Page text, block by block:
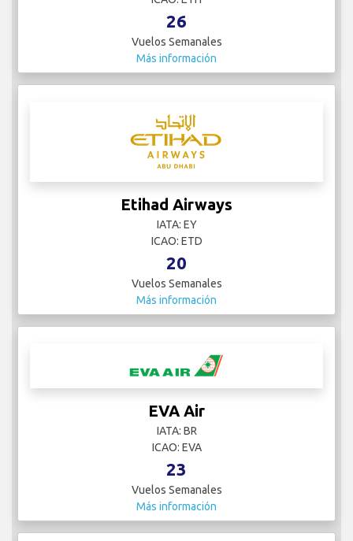
26
Vuelos Semanales
Más información
Etihad Airways
IATA: EY
ICAO: ETD
20
Vuelos Semanales
Más información
EVA Air
IATA: BR
ICAO: EVA
23
Vuelos Semanales
Más información